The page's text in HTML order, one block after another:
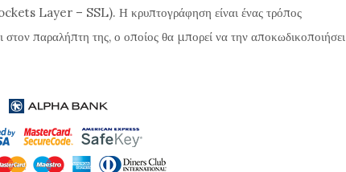
Layer – SSL). Η κρυπτογράφηση είναι ένας τρόπος
στον παραλήπτη της, ο οποίος θα μπορεί να την αποκωδικοποιήσει